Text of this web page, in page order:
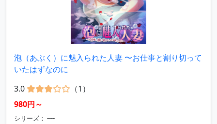
泡（あぶく）に魅入られた人妻 〜お仕事と割り切って
いたはずなのに
3.0
（1）
980円～
シリーズ： ----